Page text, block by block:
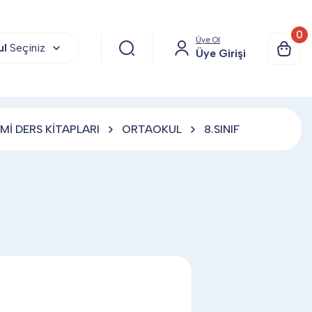
Seçiniz
Üye Ol
Üye Girişi
0
DERS KİTAPLARI ORTAOKUL 8.SINIF